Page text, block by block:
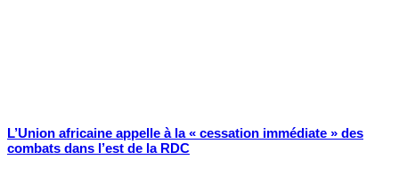
L’Union africaine appelle à la « cessation immédiate » des
combats dans l’est de la RDC